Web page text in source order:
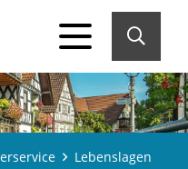
Lebenslagen